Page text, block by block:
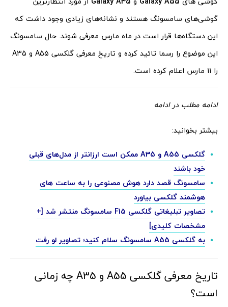
گوشی‌های سامسونگ هستند و نشانه‌های زیادی وجود داشت که
این دستگاه‌ها قرار است در ماه مارس معرفی شوند. حال سامسونگ
این موضوع را رسما تائید کرده و تاریخ معرفی گلکسی A55 و A35
را 11 مارس اعلام کرده است.
ادامه مطلب در ادامه
بیشتر بخوانید:
گلکسی A55 و A35 ممکن است ارزانتر از مدل‌های قبلی
خود باشند
سامسونگ قصد دارد هوش مصنوعی را به ساعت های
هوشمند گلکسی بیاورد
تصاویر تبلیغاتی گلکسی F15 سامسونگ منتشر شد [+
مشخصات کلیدی]
به گلکسی A55 سامسونگ سلام کنید؛ تصاویر لو رفت
تاریخ معرفی گلکسی A55 و A35 چه زمانی
است؟